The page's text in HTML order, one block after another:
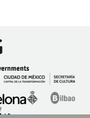
Imagen